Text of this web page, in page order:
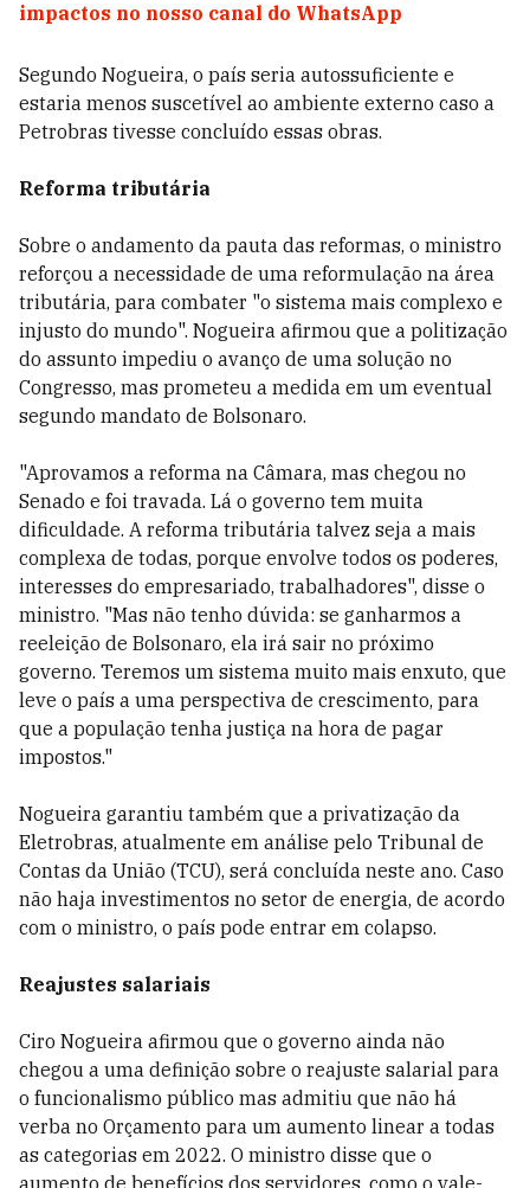
impactos no nosso canal do WhatsApp
Segundo Nogueira, o país seria autossuficiente e
estaria menos suscetível ao ambiente externo caso a
Petrobras tivesse concluído essas obras.
Reforma tributária
Sobre o andamento da pauta das reformas, o ministro
reforçou a necessidade de uma reformulação na área
tributária, para combater "o sistema mais complexo e
injusto do mundo". Nogueira afirmou que a politização
do assunto impediu o avanço de uma solução no
Congresso, mas prometeu a medida em um eventual
segundo mandato de Bolsonaro.
"Aprovamos a reforma na Câmara, mas chegou no
Senado e foi travada. Lá o governo tem muita
dificuldade. A reforma tributária talvez seja a mais
complexa de todas, porque envolve todos os poderes,
interesses do empresariado, trabalhadores", disse o
ministro. "Mas não tenho dúvida: se ganharmos a
reeleição de Bolsonaro, ela irá sair no próximo
governo. Teremos um sistema muito mais enxuto, que
leve o país a uma perspectiva de crescimento, para
que a população tenha justiça na hora de pagar
impostos."
Nogueira garantiu também que a privatização da
Eletrobras, atualmente em análise pelo Tribunal de
Contas da União (TCU), será concluída neste ano. Caso
não haja investimentos no setor de energia, de acordo
com o ministro, o país pode entrar em colapso.
Reajustes salariais
Ciro Nogueira afirmou que o governo ainda não
chegou a uma definição sobre o reajuste salarial para
o funcionalismo público mas admitiu que não há
verba no Orçamento para um aumento linear a todas
as categorias em 2022. O ministro disse que o
aumento de benefícios dos servidores, como o vale-